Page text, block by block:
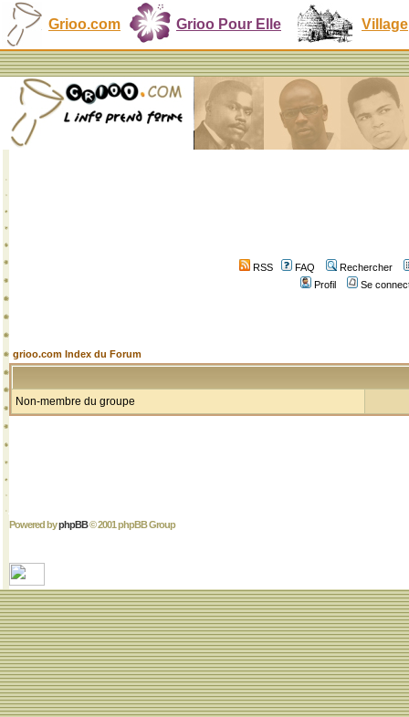
Grioo.com Grioo Pour Elle Village
RSS FAQ
Rechercher
Profil
Se
grioo.com Index du Forum
Non-membre du groupe
Powered byphpBB© 2001 phpBB Group